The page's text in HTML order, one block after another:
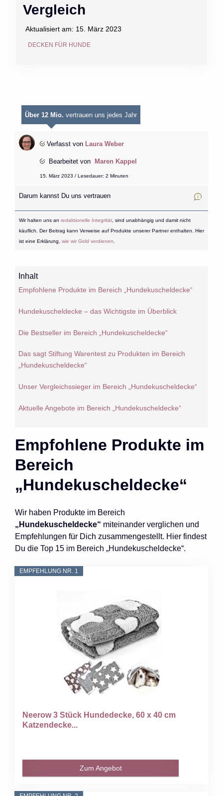
Vergleich
Aktualisiert am: 15. März 2023
DECKEN FÜR HUNDE
Über 12 Mio. vertrauen uns jedes Jahr
Verfasst von Laura Weber
Bearbeitet von Maren Kappel
15. März 2023 / Lesedauer: 2 Minuten
Darum kannst Du uns vertrauen
Wir halten uns an redaktionelle Integrität, sind unabhängig und damit nicht
käuflich. Der Beitrag kann Verweise auf Produkte unserer Partner enthalten. Hier
ist eine Erklärung, wie wir Geld verdienen
Inhalt
Empfohlene Produkte im Bereich „Hundekuscheldecke“
Hundekuscheldecke – das Wichtigste im Überblick
Die Bestseller im Bereich „Hundekuscheldecke“
Das sagt Stiftung Warentest zu Produkten im Bereich
„Hundekuscheldecke“
Unser Vergleichssieger im Bereich „Hundekuscheldecke“
Aktuelle Angebote im Bereich „Hundekuscheldecke“
Empfohlene Produkte im
Bereich
„Hundekuscheldecke“
Wir haben Produkte im Bereich
„Hundekuscheldecke“ miteinander verglichen und
Empfehlungen für Dich zusammengestellt. Hier findest
Du die Top 15 im Bereich „Hundekuscheldecke“.
EMPFEHLUNG NR. 1
Neerow 3 Stück Hundedecke, 60 x 40 cm
Katzendecke...
Zum Angebot